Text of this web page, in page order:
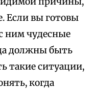
Если вы готовы
ним чудесные
должны быть
такие ситуации,
когда